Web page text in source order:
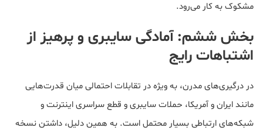
مشکوک به کار می‌رود.
بخش ششم: آمادگی سایبری و پرهیز از
اشتباهات رایج
در درگیری‌های مدرن، به ویژه در تقابلات احتمالی میان قدرت‌هایی
مانند ایران و آمریکا، حملات سایبری و قطع سراسری اینترنت و
شبکه‌های ارتباطی بسیار محتمل است. به همین دلیل، داشتن نسخه